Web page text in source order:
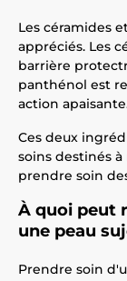
Les céramides
appréciés. Les
barrière
panthénol est
action
Ces deux
soins destinés
prendre soin
À quoi peut
une peau
Prendre soin